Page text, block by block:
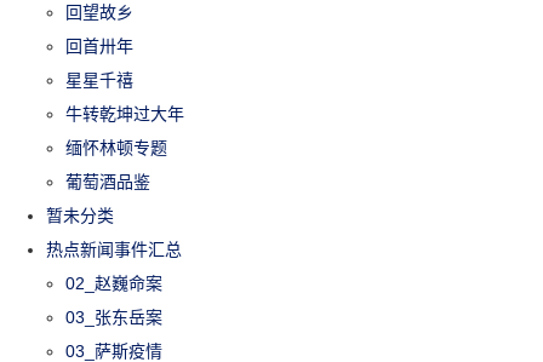
回望故乡
回首卅年
星星千禧
牛转乾坤过大年
缅怀林顿专题
葡萄酒品鉴
暂未分类
热点新闻事件汇总
02_赵巍命案
03_张东岳案
03_萨斯疫情